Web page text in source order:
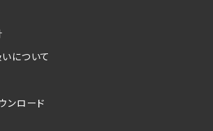
について
ンロード